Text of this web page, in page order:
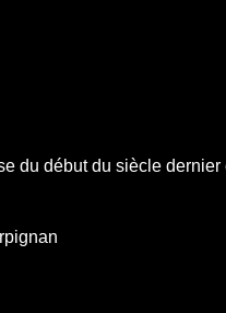
du début du siècle